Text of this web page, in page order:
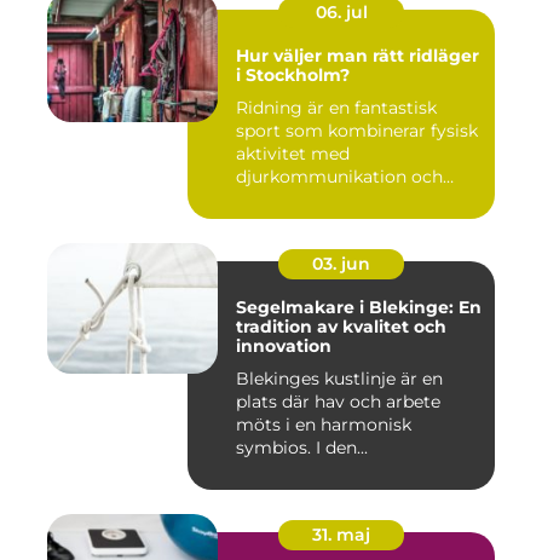
06. jul
Hur väljer man rätt ridläger
i Stockholm?
Ridning är en fantastisk
sport som kombinerar fysisk
aktivitet med
djurkommunikation och
03. jun
Segelmakare i Blekinge: En
tradition av kvalitet och
innovation
Blekinges kustlinje är en
plats där hav och arbete
möts i en harmonisk
symbios. I den...
31. maj